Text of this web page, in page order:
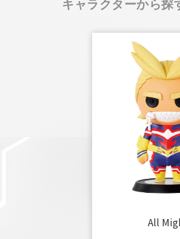
キャラクターから探
All